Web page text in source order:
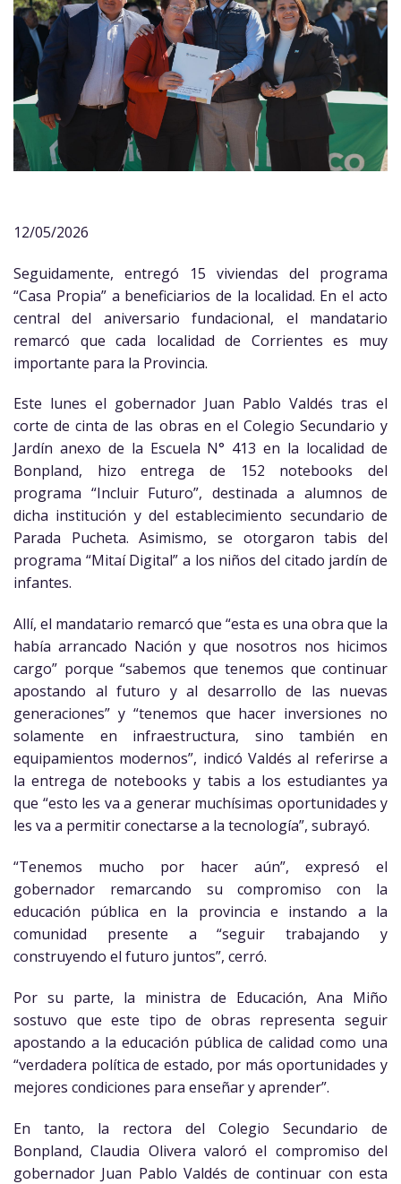
12/05/2026
Seguidamente, entregó 15 viviendas del programa
“Casa Propia” a beneficiarios de la localidad. En el acto
central del aniversario fundacional, el mandatario
remarcó que cada localidad de Corrientes es muy
importante para la Provincia.
Este lunes el gobernador Juan Pablo Valdés tras el
corte de cinta de las obras en el Colegio Secundario y
Jardín anexo de la Escuela N° 413 en la localidad de
Bonpland, hizo entrega de 152 notebooks del
programa “Incluir Futuro”, destinada a alumnos de
dicha institución y del establecimiento secundario de
Parada Pucheta. Asimismo, se otorgaron tabis del
programa “Mitaí Digital” a los niños del citado jardín de
infantes.
Allí, el mandatario remarcó que “esta es una obra que la
había arrancado Nación y que nosotros nos hicimos
cargo” porque “sabemos que tenemos que continuar
apostando al futuro y al desarrollo de las nuevas
generaciones” y “tenemos que hacer inversiones no
solamente en infraestructura, sino también en
equipamientos modernos”, indicó Valdés al referirse a
la entrega de notebooks y tabis a los estudiantes ya
que “esto les va a generar muchísimas oportunidades y
les va a permitir conectarse a la tecnología”, subrayó.
“Tenemos mucho por hacer aún”, expresó el
gobernador remarcando su compromiso con la
educación pública en la provincia e instando a la
comunidad presente a “seguir trabajando y
construyendo el futuro juntos”, cerró.
Por su parte, la ministra de Educación, Ana Miño
sostuvo que este tipo de obras representa seguir
apostando a la educación pública de calidad como una
“verdadera política de estado, por más oportunidades y
mejores condiciones para enseñar y aprender”.
En tanto, la rectora del Colegio Secundario de
Bonpland, Claudia Olivera valoró el compromiso del
gobernador Juan Pablo Valdés de continuar con esta